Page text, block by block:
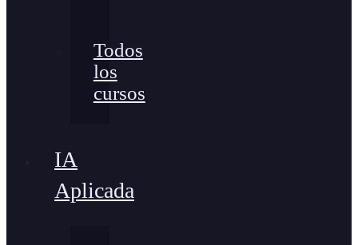
Todos
los
cursos
IA
Aplicada